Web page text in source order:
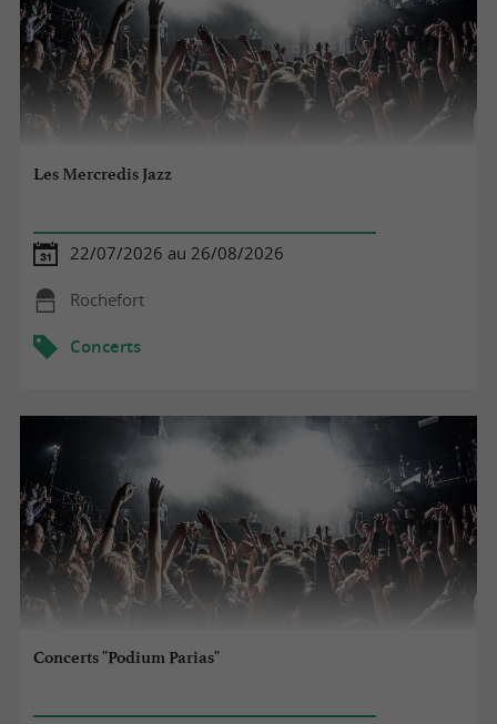
Les Mercredis Jazz
22/07/2026 au 26/08/2026
Rochefort
Concerts
Concerts "Podium Parias"